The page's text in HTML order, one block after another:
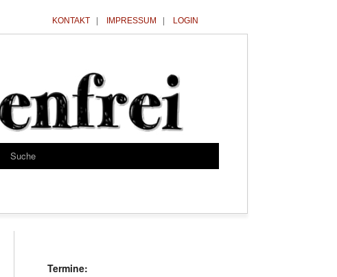
KONTAKT IMPRESSUM LOGIN
Suche
Termine: